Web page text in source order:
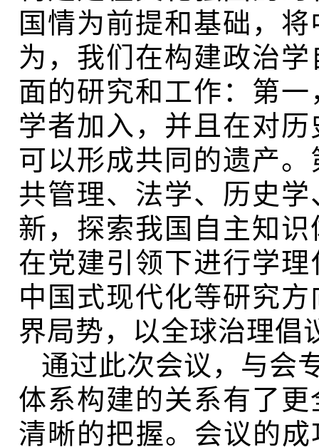
国情为前提和基础，
为，我们在构建政治
面的研究和工作：第
学者加入，并且在对
可以形成共同的遗产
共管理、法学、历史
新，探索我国自主知
在党建引领下进行学
中国式现代化等研究
界局势，以全球治理倡
通过此次会议，与会
体系构建的关系有了
清晰的把握。会议的